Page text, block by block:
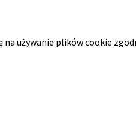
używanie plików cookie